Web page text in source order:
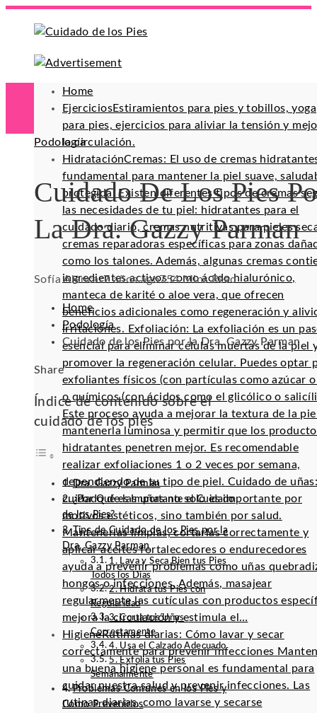
Home
EjerciciosEstiramientos para pies y tobillos, yoga
para pies, ejercicios para aliviar la tensión y
la circulación.
HidrataciónCremas: El uso de cremas
fundamental para mantener la piel suave,
protegida. Existen diferentes tipos de cremas
las necesidades de tu piel: hidratantes para el
cuidado diario, cremas nutritivas para pieles
cremas reparadoras específicas para zonas
como los talones. Además, algunas cremas
ingredientes activos como ácido hialurónico,
manteca de karité o aloe vera, que ofrecen
beneficios adicionales como regeneración y
irritaciones. Exfoliación: La exfoliación es un
esencial para eliminar células muertas de la piel
promover la regeneración celular. Puedes optar
exfoliantes físicos (con partículas como azúcar o
o químicos (con ácidos como el glicólico o
Este proceso ayuda a mejorar la textura de la
mantenerla luminosa y permitir que los
hidratantes penetren mejor. Es recomendable
realizar exfoliaciones 1 o 2 veces por semana,
dependiendo de tu tipo de piel. Cuidado de
cuidado de las uñas no solo es importante por
motivos estéticos, sino también por salud.
Mantenerlas limpias, cortarlas correctamente y
aplicar aceites fortalecedores o endurecedores
ayuda a prevenir problemas como uñas
hongos o infecciones. Además, masajear
regularmente las cutículas con productos
mejora la circulación y estimula el…
HigieneRutinas diarias: Cómo lavar y secar
correctamente para prevenir infecciones
una buena higiene personal es fundamental para
cuidar nuestra salud y prevenir infecciones. Las
rutinas diarias, como lavarse y secarse
Podología
Cuidado De Los Pies
La Dra. Gazzy Parman
Sofía Alencar7 años ago754 Mins Read
Home
Podología
Cuidado de los Pies por la Dra. Gazzy Parman
Facebook
Twitter
LinkedIn
Pinterest
Stumbleupon
Email
Share
Índice de contenido sobre el
cuidado de los pies
Dra. Gazzy Parman
¿Por Qué es Importante el Cuidado
de los Pies?
Tips de Cuidado de los Pies por la
Dra. Gazzy Parman
1. Lava y Seca Bien tus Pies
Todos los Días
2. Hidrata tus Pies con
Regularidad
3. Corta tus Uñas
Correctamente
4. Usa el Calzado Adecuado
5. Exfolia tus Pies
Semanalmente
Problemas Comunes en los Pies y
Cómo Prevenirlos